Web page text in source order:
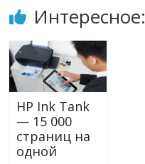
Интересное:
HP Ink Tank
— 15 000
страниц на
одной